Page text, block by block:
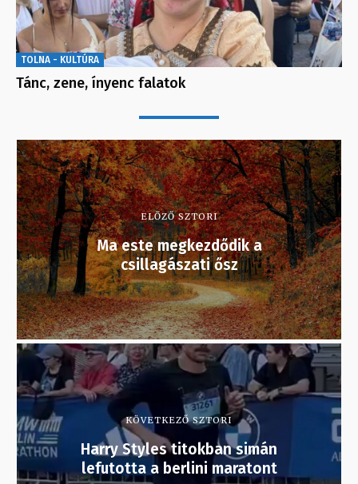
TOLNA - KULTÚRA
Tánc, zene, ínyenc falatok
ELŐZŐ SZTORI
Ma este megkezdődik a
csillagászati ősz
KÖVETKEZŐ SZTORI
Harry Styles titokban simán
lefutotta a berlini maratont